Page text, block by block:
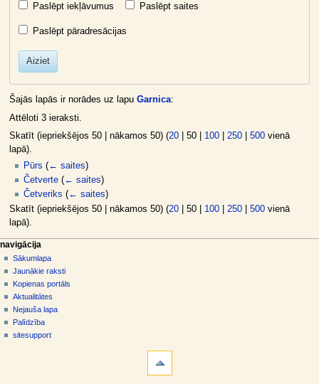
Paslēpt iekļāvumus Paslēpt saites
Paslēpt pāradresācijas
Aiziet
Šajās lapās ir norādes uz lapu Garnica:
Attēloti 3 ieraksti.
Skatīt (iepriekšējos 50| nākamos 50) (20| 50| 100| 250| 500vienā
lapā).
Pūrs (← saites)
Četverte (← saites)
Četveriks (← saites)
Skatīt (iepriekšējos 50| nākamos 50) (20| 50| 100| 250| 500vienā
lapā).
N
a
v
g
ā
c
lapas darbības
raksts
diskusija
skatīt
aplūkot
kodu
vēsture
dalībnieka rīki
pieslēgties
navigācija
Sākumlapa
Jaunākie raksti
Kopienas portāls
Aktualitātes
Nejauša lapa
Palīdzība
sitesupport